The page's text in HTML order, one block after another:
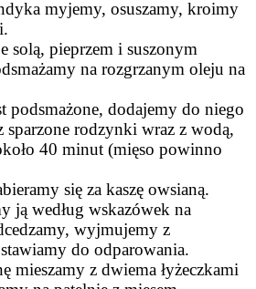
myjemy, osuszamy, kroimy
solą, pieprzem i suszonym
na rozgrzanym oleju na
podsmażone, dodajemy do niego
sparzone rodzynki wraz z wodą,
40 minut (mięso powinno
się za kaszę owsianą.
ją według wskazówek na
wyjmujemy z
do odparowania.
mieszamy z dwiema łyżeczkami